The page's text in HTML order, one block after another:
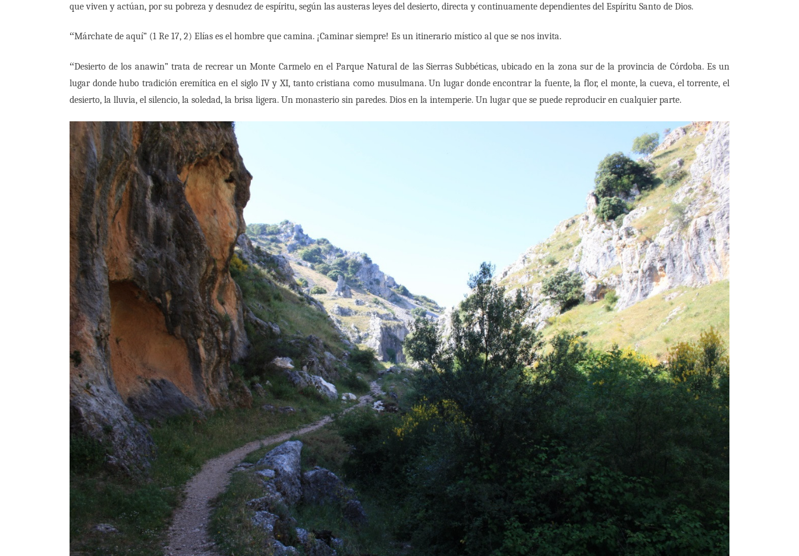
que viven y actúan, por su pobreza y desnudez de espíritu, según las austeras leyes del desierto, directa y continuamente dependientes del Espíritu Santo de Dios.
“Márchate de aquí” (1 Re 17, 2) Elías es el hombre que camina. ¡Caminar siempre! Es un itinerario místico al que se nos invita.
“Desierto de los anawin” trata de recrear un Monte Carmelo en el Parque Natural de las Sierras Subbéticas, ubicado en la zona sur de la provincia de Córdoba. Es un
lugar donde hubo tradición eremítica en el siglo IV y XI, tanto cristiana como musulmana. Un lugar donde encontrar la fuente, la flor, el monte, la cueva, el torrente, el
desierto, la lluvia, el silencio, la soledad, la brisa ligera. Un monasterio sin paredes. Dios en la intemperie. Un lugar que se puede reproducir en cualquier parte.